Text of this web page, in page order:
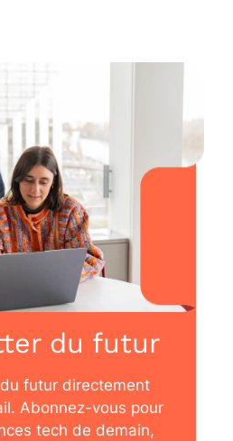
du futur
futur directement
Abonnez-vous pour
tech de demain,